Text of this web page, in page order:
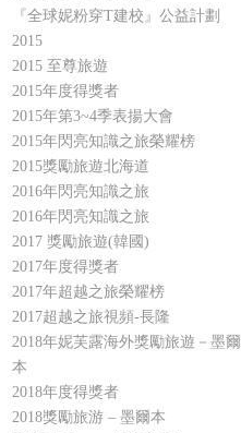
『全球妮粉穿T建校』公益計劃
2015
2015 至尊旅遊
2015年度得獎者
2015年第3~4季表揚大會
2015年閃亮知識之旅榮耀榜
2015獎勵旅遊北海道
2016年閃亮知識之旅
2016年閃亮知識之旅
2017 獎勵旅遊(韓國)
2017年度得獎者
2017年超越之旅榮耀榜
2017超越之旅視頻-長隆
2018年妮芙露海外獎勵旅遊－墨爾
本
2018年度得獎者
2018獎勵旅游 – 墨爾本